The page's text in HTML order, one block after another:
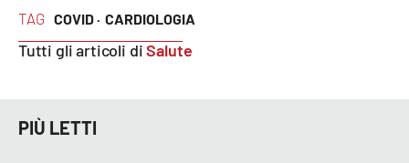
TAG COVID · CARDIOLOGIA
Tutti gli articoli diSalute
PIÙ LETTI